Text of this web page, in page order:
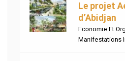
Le projet
d’Abidjan
Economie Et
Manifestations